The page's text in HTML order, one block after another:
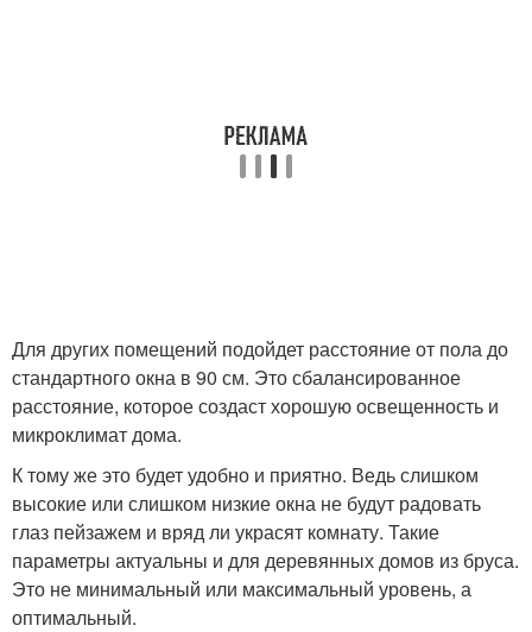
Для других помещений подойдет расстояние от пола до
стандартного окна в 90 см. Это сбалансированное
расстояние, которое создаст хорошую освещенность и
микроклимат дома.
К тому же это будет удобно и приятно. Ведь слишком
высокие или слишком низкие окна не будут радовать
глаз пейзажем и вряд ли украсят комнату. Такие
параметры актуальны и для деревянных домов из бруса.
Это не минимальный или максимальный уровень, а
оптимальный.